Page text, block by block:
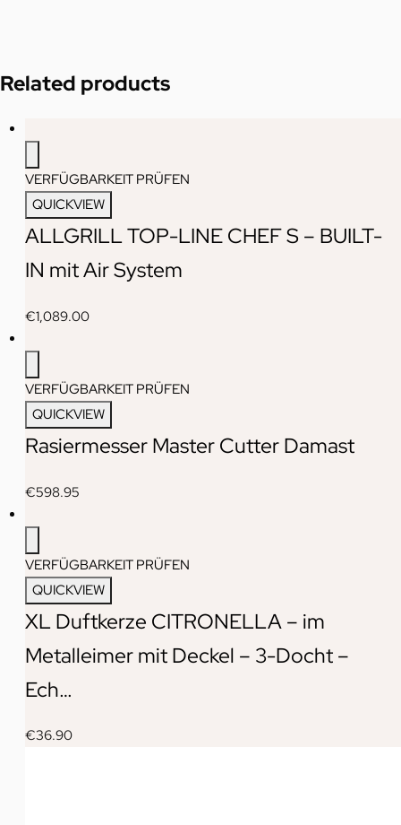
Related products
VERFÜGBARKEIT PRÜFEN
QUICKVIEW
ALLGRILL TOP-LINE CHEF S – BUILT-
IN mit Air System
€1,089.00
VERFÜGBARKEIT PRÜFEN
QUICKVIEW
Rasiermesser Master Cutter Damast
€598.95
VERFÜGBARKEIT PRÜFEN
QUICKVIEW
XL Duftkerze CITRONELLA – im
Metalleimer mit Deckel – 3-Docht –
Ech…
€36.90